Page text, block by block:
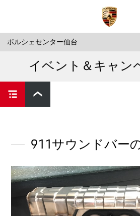
ポルシェセンター仙台
イベント＆キャン
911サウンドバー